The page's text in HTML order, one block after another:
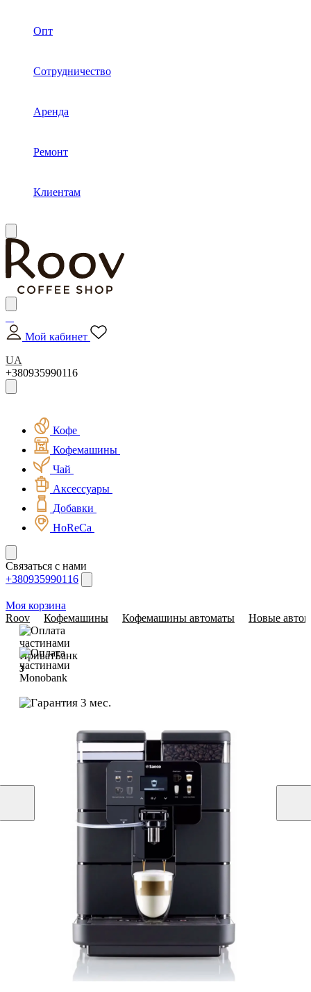
Опт
Сотрудничество
Аренда
Ремонт
Клиентам
Мой кабинет
UA
+380935990116
Кофе
Кофемашины
Чай
Аксессуары
Добавки
HoReCa
Связаться с нами
+380935990116
Моя корзина
Roov
Кофемашины Кофемашины автоматы Новые
3
3 мес.